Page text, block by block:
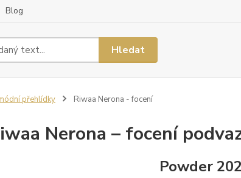
Blog
Hledat
přehlídky Riwaa Nerona - focení
Nerona – focení
Powder